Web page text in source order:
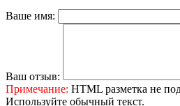
Ваше имя:
Ваш отзыв:
Примечание: HTML разметка не
Используйте обычный текст.